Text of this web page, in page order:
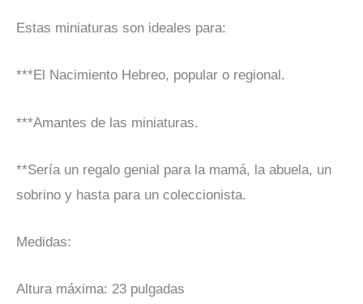
Estas miniaturas son ideales para:
***El Nacimiento Hebreo, popular o regional.
***Amantes de las miniaturas.
**Sería un regalo genial para la mamá, la abuela, un
sobrino y hasta para un coleccionista.
Medidas:
Altura máxima: 23 pulgadas